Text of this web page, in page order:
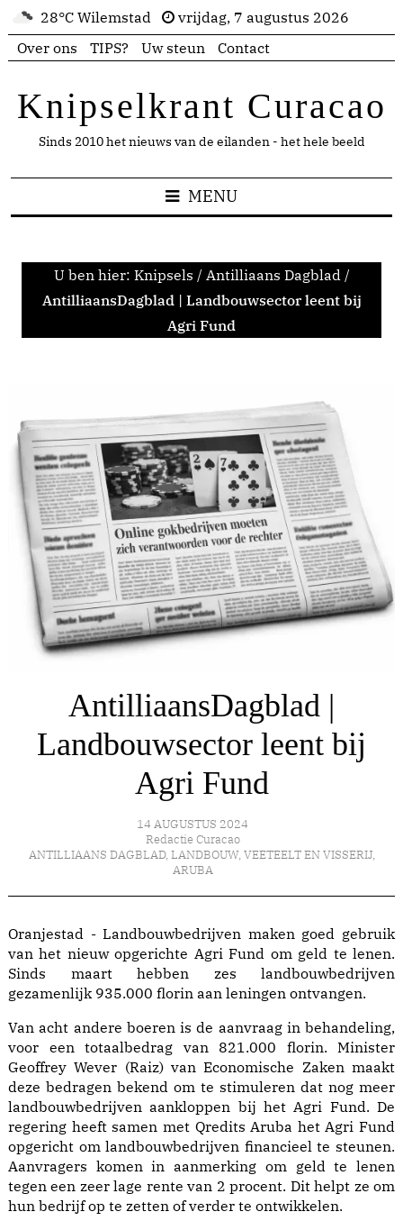
28°C Wilemstad
vrijdag, 7 augustus 2026
Over ons
TIPS? Uw steun Contact
Knipselkrant Curacao
Sinds 2010 het nieuws van de eilanden - het hele beeld
MENU
U ben hier: Knipsels / Antilliaans Dagblad /
AntilliaansDagblad | Landbouwsector leent bij
Agri Fund
AntilliaansDagblad |
Landbouwsector leent bij
Agri Fund
14 AUGUSTUS 2024
Redactie Curacao
ANTILLIAANS DAGBLAD, LANDBOUW, VEETEELT EN VISSERIJ,
ARUBA
Oranjestad - Landbouwbedrijven maken goed gebruik
van het nieuw opgerichte Agri Fund om geld te lenen.
Sinds maart hebben zes landbouwbedrijven
gezamenlijk 935.000 florin aan leningen ontvangen.
Van acht andere boeren is de aanvraag in behandeling,
voor een totaalbedrag van 821.000 florin. Minister
Geoffrey Wever (Raiz) van Economische Zaken maakt
deze bedragen bekend om te stimuleren dat nog meer
landbouwbedrijven aankloppen bij het Agri Fund. De
regering heeft samen met Qredits Aruba het Agri Fund
opgericht om landbouwbedrijven financieel te steunen.
Aanvragers komen in aanmerking om geld te lenen
tegen een zeer lage rente van 2 procent. Dit helpt ze om
hun bedrijf op te zetten of verder te ontwikkelen.